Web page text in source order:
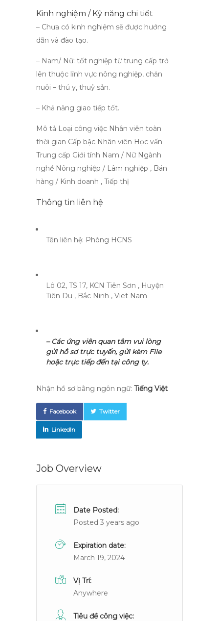
Kinh nghiệm / Kỹ năng chi tiết
– Chưa có kinh nghiệm sẽ được hướng
dẫn và đào tạo.
– Nam/ Nữ: tốt nghiệp từ trung cấp trở
lên thuộc lĩnh vực nông nghiệp, chăn
nuôi – thú y, thuỷ sản.
– Khả năng giao tiếp tốt.
Mô tả Loại công việc Nhân viên toàn
thời gian Cấp bậc Nhân viên Học vấn
Trung cấp Giới tính Nam / Nữ Ngành
nghề Nông nghiệp / Lâm nghiệp , Bán
hàng / Kinh doanh , Tiếp thị
Thông tin liên hệ
Tên liên hệ: Phòng HCNS
Lô 02, TS 17, KCN Tiên Sơn , Huyện
Tiên Du , Bắc Ninh , Viet Nam
– Các ứng viên quan tâm vui lòng
gửi hồ sơ trực tuyến, gửi kèm File
hoặc trực tiếp đến tại công ty.
Nhận hồ sơ bằng ngôn ngữ: Tiếng Việt
Facebook Twitter
LinkedIn
Job Overview
Date Posted:
Posted 3 years ago
Expiration date:
March 19, 2024
Vị Trí:
Anywhere
Tiêu đề công việc: